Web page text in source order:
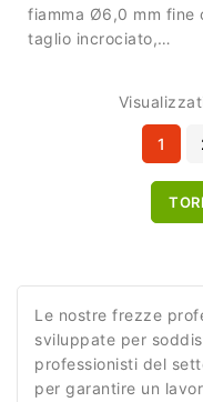
fiamma Ø6,0 mm fine
taglio incrociato,
lavori di precisione e
1
Le nostre frezze
sviluppate per
professionisti del
per garantire un